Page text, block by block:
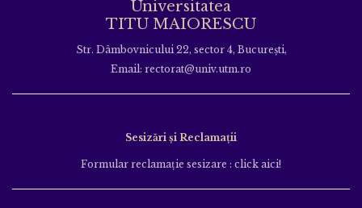
Universitatea
TITU MAIORESCU
Str. Dâmbovnicului 22, sector 4, București,
Email: rectorat@univ.utm.ro
Sesizări și Reclamații
Formular reclamație sesizare : click aici!